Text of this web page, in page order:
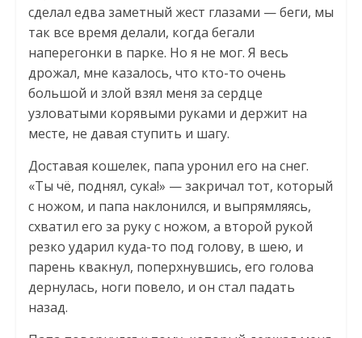
сделал едва заметный жест глазами — беги, мы
так все время делали, когда бегали
наперегонки в парке. Но я не мог. Я весь
дрожал, мне казалось, что кто-то очень
большой и злой взял меня за сердце
узловатыми корявыми руками и держит на
месте, не давая ступить и шагу.
Доставая кошелек, папа уронил его на снег.
«Ты чё, поднял, сука!» — закричал тот, который
с ножом, и папа наклонился, и выпрямляясь,
схватил его за руку с ножом, а второй рукой
резко ударил куда-то под голову, в шею, и
парень квакнул, поперхнувшись, его голова
дернулась, ноги повело, и он стал падать
назад.